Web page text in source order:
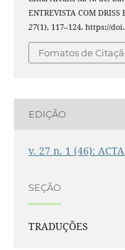
ENTREVISTA COM
27(1), 117–124. https://
Fomatos de
EDIÇÃO
v. 27 n. 1 (46):
SEÇÃO
TRADUÇÕES